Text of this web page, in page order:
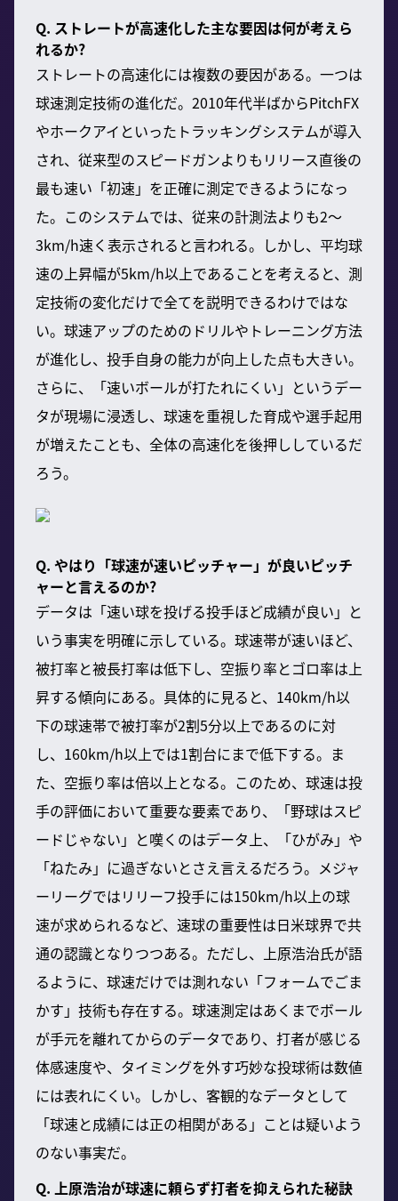
Q. ストレートが高速化した主な要因は何が考えら
れるか?
ストレートの高速化には複数の要因がある。一つは
球速測定技術の進化だ。2010年代半ばからPitchFX
やホークアイといったトラッキングシステムが導入
され、従来型のスピードガンよりもリリース直後の
最も速い「初速」を正確に測定できるようになっ
た。このシステムでは、従来の計測法よりも2〜
3km/h速く表示されると言われる。しかし、平均球
速の上昇幅が5km/h以上であることを考えると、測
定技術の変化だけで全てを説明できるわけではな
い。球速アップのためのドリルやトレーニング方法
が進化し、投手自身の能力が向上した点も大きい。
さらに、「速いボールが打たれにくい」というデー
タが現場に浸透し、球速を重視した育成や選手起用
が増えたことも、全体の高速化を後押ししているだ
ろう。
Q. やはり「球速が速いピッチャー」が良いピッチ
ャーと言えるのか?
データは「速い球を投げる投手ほど成績が良い」と
いう事実を明確に示している。球速帯が速いほど、
被打率と被長打率は低下し、空振り率とゴロ率は上
昇する傾向にある。具体的に見ると、140km/h以
下の球速帯で被打率が2割5分以上であるのに対
し、160km/h以上では1割台にまで低下する。ま
た、空振り率は倍以上となる。このため、球速は投
手の評価において重要な要素であり、「野球はスピ
ードじゃない」と嘆くのはデータ上、「ひがみ」や
「ねたみ」に過ぎないとさえ言えるだろう。メジャ
ーリーグではリリーフ投手には150km/h以上の球
速が求められるなど、速球の重要性は日米球界で共
通の認識となりつつある。ただし、上原浩治氏が語
るように、球速だけでは測れない「フォームでごま
かす」技術も存在する。球速測定はあくまでボール
が手元を離れてからのデータであり、打者が感じる
体感速度や、タイミングを外す巧妙な投球術は数値
には表れにくい。しかし、客観的なデータとして
「球速と成績には正の相関がある」ことは疑いよう
のない事実だ。
Q. 上原浩治が球速に頼らず打者を抑えられた秘訣